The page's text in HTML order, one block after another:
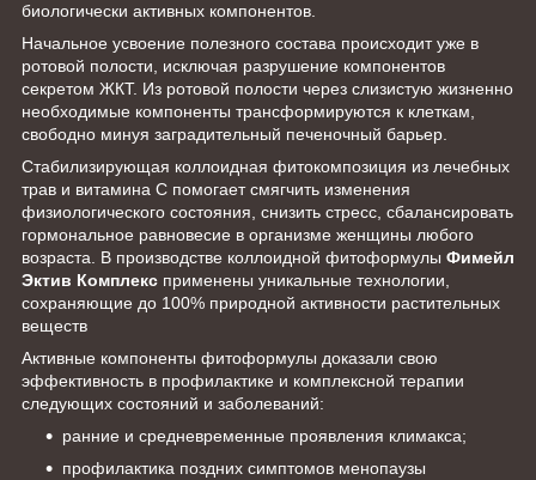
биологически активных компонентов.
Начальное усвоение полезного состава происходит уже в
ротовой полости, исключая разрушение компонентов
секретом ЖКТ. Из ротовой полости через слизистую жизненно
необходимые компоненты трансформируются к клеткам,
свободно минуя заградительный печеночный барьер.
Стабилизирующая коллоидная фитокомпозиция из лечебных
трав и витамина С помогает смягчить изменения
физиологического состояния, снизить стресс, сбалансировать
гормональное равновесие в организме женщины любого
возраста. В производстве коллоидной фитоформулы Фимейл
Эктив Комплекс применены уникальные технологии,
сохраняющие до 100% природной активности растительных
веществ
Активные компоненты фитоформулы доказали свою
эффективность в профилактике и комплексной терапии
следующих состояний и заболеваний:
ранние и средневременные проявления климакса;
профилактика поздних симптомов менопаузы